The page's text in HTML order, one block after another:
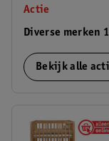
Actie
Diverse merken
Bekijk alle